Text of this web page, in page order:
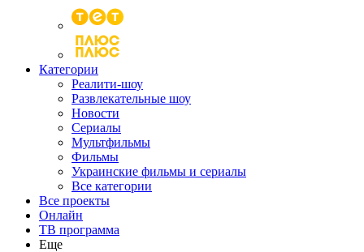
Категории
Реалити-шоу
Развлекательные шоу
Новости
Сериалы
Мультфильмы
Фильмы
Украинские фильмы и сериалы
Все категории
Все проекты
Онлайн
ТВ программа
Еще